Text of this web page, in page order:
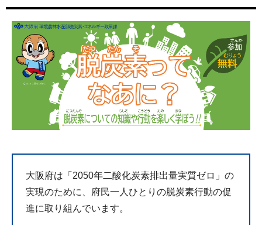
大阪府は「2050年二酸化炭素排出量実質ゼロ」の
実現のために、府民一人ひとりの脱炭素行動の促
進に取り組んでいます。